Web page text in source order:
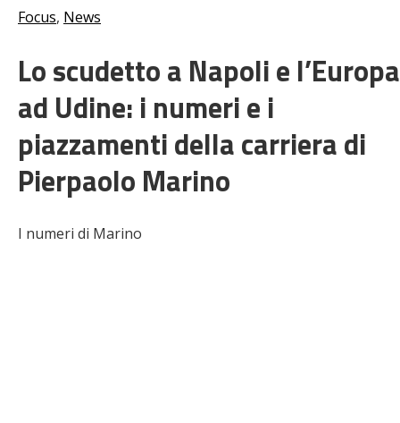
Calciomercato
Focus, News
Lo scudetto a Napoli e l’Europa
ad Udine: i numeri e i
piazzamenti della carriera di
Pierpaolo Marino
I numeri di Marino